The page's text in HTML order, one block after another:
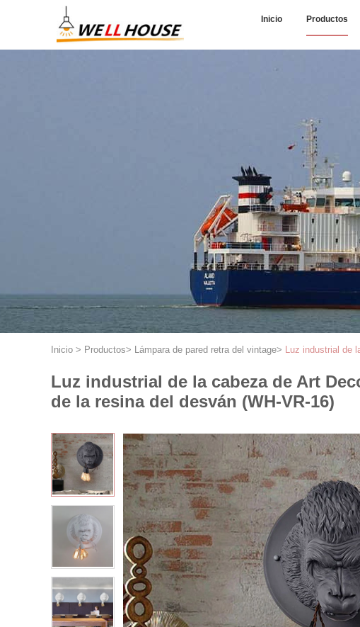
Inicio Productos
Inicio > Productos> Lámpara de pared retra del vintage> Luz industrial de
Luz industrial de la cabeza de Art
de la resina del desván (WH-VR-16)